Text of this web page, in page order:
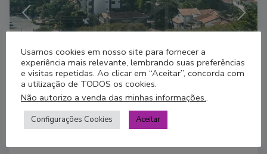
Região Berrini São Paulo
Rua Luigi Galvani , nº 70
Edifício Ala...
Usamos cookies em nosso site para fornecer a
experiência mais relevante, lembrando suas preferências
e visitas repetidas. Ao clicar em “Aceitar”, concorda com
a utilização de TODOS os cookies.
Não autorizo a venda das minhas informações..
Configurações Cookies Aceitar